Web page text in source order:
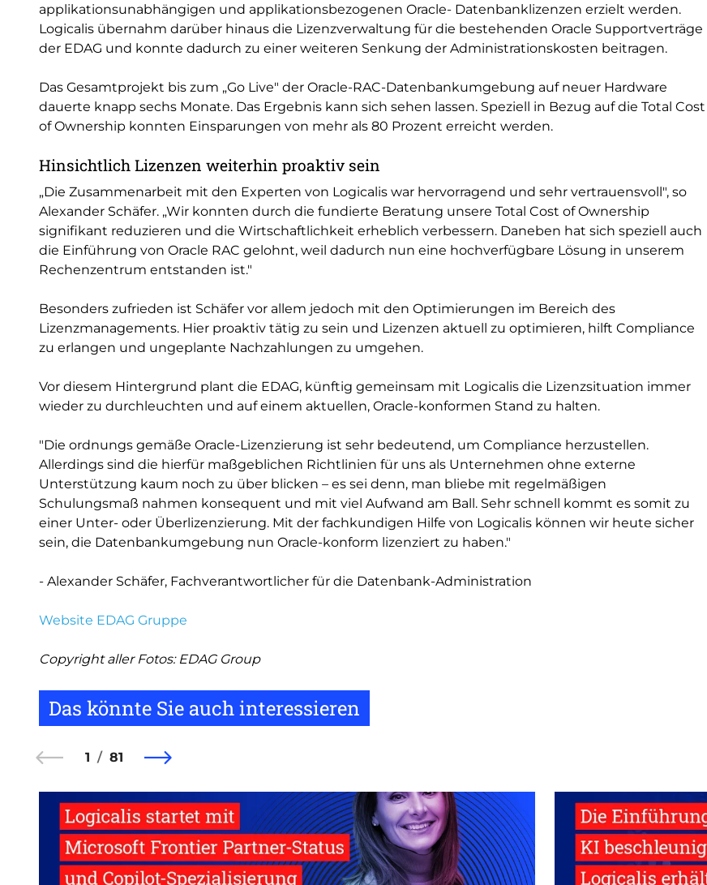
applikationsunabhängigen und applikationsbezogenen Oracle- Datenbanklizenzen erzielt werden.
Logicalis übernahm darüber hinaus die Lizenzverwaltung für die bestehenden Oracle Supportverträge
der EDAG und konnte dadurch zu einer weiteren Senkung der Administrationskosten beitragen.
Das Gesamtprojekt bis zum „Go Live" der Oracle-RAC-Datenbankumgebung auf neuer Hardware
dauerte knapp sechs Monate. Das Ergebnis kann sich sehen lassen. Speziell in Bezug auf die Total Cost
of Ownership konnten Einsparungen von mehr als 80 Prozent erreicht werden.
Hinsichtlich Lizenzen weiterhin proaktiv sein
„Die Zusammenarbeit mit den Experten von Logicalis war hervorragend und sehr vertrauensvoll", so
Alexander Schäfer. „Wir konnten durch die fundierte Beratung unsere Total Cost of Ownership
signifikant reduzieren und die Wirtschaftlichkeit erheblich verbessern. Daneben hat sich speziell auch
die Einführung von Oracle RAC gelohnt, weil dadurch nun eine hochverfügbare Lösung in unserem
Rechenzentrum entstanden ist."
Besonders zufrieden ist Schäfer vor allem jedoch mit den Optimierungen im Bereich des
Lizenzmanagements. Hier proaktiv tätig zu sein und Lizenzen aktuell zu optimieren, hilft Compliance
zu erlangen und ungeplante Nachzahlungen zu umgehen.
Vor diesem Hintergrund plant die EDAG, künftig gemeinsam mit Logicalis die Lizenzsituation immer
wieder zu durchleuchten und auf einem aktuellen, Oracle-konformen Stand zu halten.
"Die ordnungs gemäße Oracle-Lizenzierung ist sehr bedeutend, um Compliance herzustellen.
Allerdings sind die hierfür maßgeblichen Richtlinien für uns als Unternehmen ohne externe
Unterstützung kaum noch zu über blicken – es sei denn, man bliebe mit regelmäßigen
Schulungsmaß nahmen konsequent und mit viel Aufwand am Ball. Sehr schnell kommt es somit zu
einer Unter- oder Überlizenzierung. Mit der fachkundigen Hilfe von Logicalis können wir heute sicher
sein, die Datenbankumgebung nun Oracle-konform lizenziert zu haben."
- Alexander Schäfer, Fachverantwortlicher für die Datenbank-Administration
Website EDAG Gruppe
Copyright aller Fotos: EDAG Group
Das könnte Sie auch interessieren
1 81